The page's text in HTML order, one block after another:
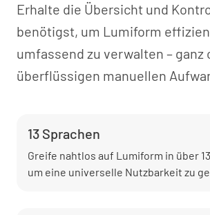
Erhalte die Übersicht und
benötigst, um Lumiform
umfassend zu verwalten – ganz
überflüssigen manuellen
13 Sprachen
Greife nahtlos auf Lumiform in über
um eine universelle Nutzbarkeit zu